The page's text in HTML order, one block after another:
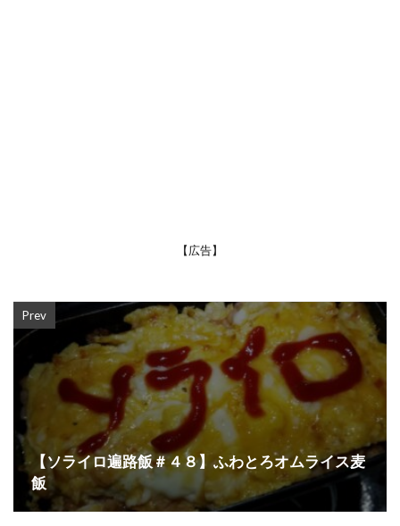
【広告】
Prev
【ソライロ遍路飯＃４８】ふわとろオムライス麦
飯